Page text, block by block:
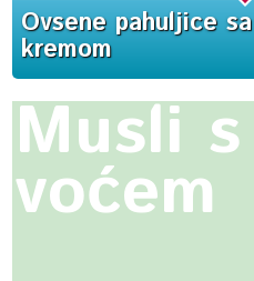
Ovsene pahuljice sa
kremom
Musli s
voćem